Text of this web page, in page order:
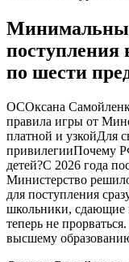
поступления
по шести
ОСОксана
правила игры от
платной и узкойДля
привилегииПочему
детей?С 2026 года
Министерство
для поступления
школьники, сдающие
теперь не
высшему